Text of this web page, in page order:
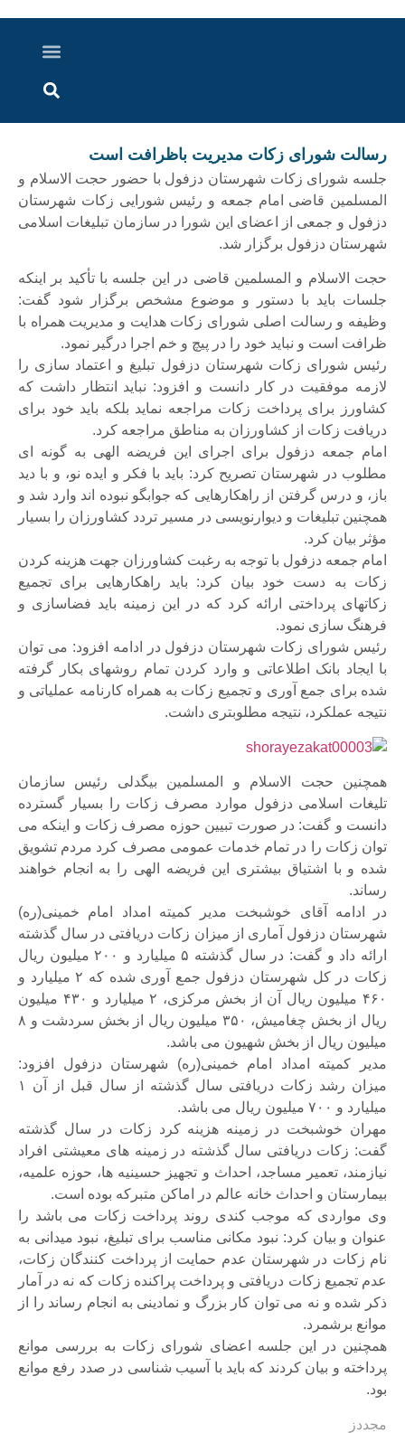
رسالت شورای زکات مدیریت باظرافت است
جلسه شورای زکات شهرستان دزفول با حضور حجت الاسلام و
المسلمین قاضی امام جمعه و رئیس شورایی زکات شهرستان
دزفول و جمعی از اعضای این شورا در سازمان تبلیغات اسلامی
شهرستان دزفول برگزار شد.
حجت الاسلام و المسلمین قاضی در این جلسه با تأکید بر اینکه
جلسات باید با دستور و موضوع مشخص برگزار شود گفت:
وظیفه و رسالت اصلی شورای زکات هدایت و مدیریت همراه با
ظرافت است و نباید خود را در پیچ و خم اجرا درگیر نمود.
رئیس شورای زکات شهرستان دزفول تبلیغ و اعتماد سازی را
لازمه موفقیت در کار دانست و افزود: نباید انتظار داشت که
کشاورز برای پرداخت زکات مراجعه نماید بلکه باید خود برای
دریافت زکات از کشاورزان به مناطق مراجعه کرد.
امام جمعه دزفول برای اجرای این فریضه الهی به گونه ای
مطلوب در شهرستان تصریح کرد: باید با فکر و ایده نو، و با دید
باز، و درس گرفتن از راهکارهایی که جوابگو نبوده اند وارد شد و
همچنین تبلیغات و دیوارنویسی در مسیر تردد کشاورزان را بسیار
مؤثر بیان کرد.
امام جمعه دزفول با توجه به رغبت کشاورزان جهت هزینه کردن
زکات به دست خود بیان کرد: باید راهکارهایی برای تجمیع
زکاتهای پرداختی ارائه کرد که در این زمینه باید فضاسازی و
فرهنگ سازی نمود.
رئیس شورای زکات شهرستان دزفول در ادامه افزود: می توان
با ایجاد بانک اطلاعاتی و وارد کردن تمام روشهای بکار گرفته
شده برای جمع آوری و تجمیع زکات به همراه کارنامه عملیاتی و
نتیجه عملکرد، نتیجه مطلوبتری داشت.
همچنین حجت الاسلام و المسلمین بیگدلی رئیس سازمان
تلیغات اسلامی دزفول موارد مصرف زکات را بسیار گسترده
دانست و گفت: در صورت تبیین حوزه مصرف زکات و اینکه می
توان زکات را در تمام خدمات عمومی مصرف کرد مردم تشویق
شده و با اشتیاق بیشتری این فریضه الهی را به انجام خواهند
رساند.
در ادامه آقای خوشبخت مدیر کمیته امداد امام خمینی(ره)
شهرستان دزفول آماری از میزان زکات دریافتی در سال گذشته
ارائه داد و گفت: در سال گذشته ۵ میلیارد و ۲۰۰ میلیون ریال
زکات در کل شهرستان دزفول جمع آوری شده که ۲ میلیارد و
۴۶۰ میلیون ریال آن از بخش مرکزی، ۲ میلیارد و ۴۳۰ میلیون
ریال از بخش چغامیش، ۳۵۰ میلیون ریال از بخش سردشت و ۸
میلیون ریال از بخش شهیون می باشد.
مدیر کمیته امداد امام خمینی(ره) شهرستان دزفول افزود:
میزان رشد زکات دریافتی سال گذشته از سال قبل از آن ۱
میلیارد و ۷۰۰ میلیون ریال می باشد.
مهران خوشبخت در زمینه هزینه کرد زکات در سال گذشته
گفت: زکات دریافتی سال گذشته در زمینه های معیشتی افراد
نیازمند، تعمیر مساجد، احداث و تجهیز حسینیه ها، حوزه علمیه،
بیمارستان و احداث خانه عالم در اماکن متبرکه بوده است.
وی مواردی که موجب کندی روند پرداخت زکات می باشد را
عنوان و بیان کرد: نبود مکانی مناسب برای تبلیغ، نبود میدانی به
نام زکات در شهرستان عدم حمایت از پرداخت کنندگان زکات،
عدم تجمیع زکات دریافتی و پرداخت پراکنده زکات که نه در آمار
ذکر شده و نه می توان کار بزرگ و نمادینی به انجام رساند را از
موانع برشمرد.
همچنین در این جلسه اعضای شورای زکات به بررسی موانع
پرداخته و بیان کردند که باید با آسیب شناسی در صدد رفع موانع
بود.
مجددز